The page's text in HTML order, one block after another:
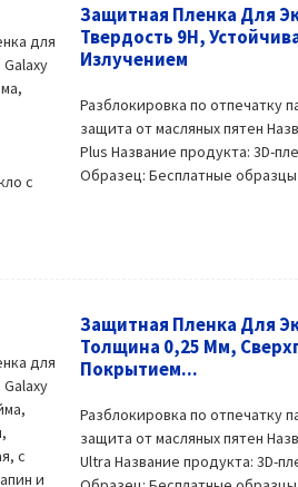
Защитная Пленка Для
Твердость 9H,
Излучением
Разблокировка по отпечатку
защита от масляных пятен
Plus Название продукта: 3D-
Образец: Бесплатные образцы
Защитная Пленка Для
Толщина 0,25 Мм,
Покрытием...
Разблокировка по отпечатку
защита от масляных пятен
Ultra Название продукта: 3D-